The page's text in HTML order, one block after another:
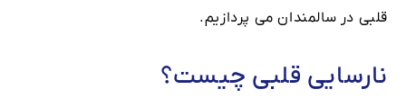
قلبی در سالمندان می پردازیم.
نارسایی قلبی چیست؟